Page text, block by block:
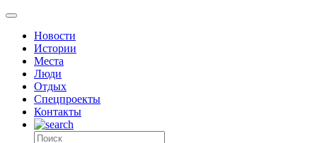
Новости
Истории
Места
Люди
Отдых
Спецпроекты
Контакты